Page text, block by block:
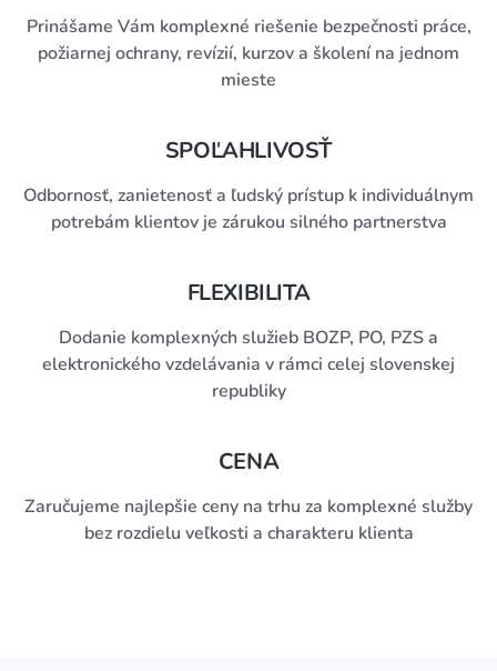
Prinášame Vám komplexné riešenie bezpečnosti práce,
požiarnej ochrany, revízií, kurzov a školení na jednom
mieste
SPOĽAHLIVOSŤ
Odbornosť, zanietenosť a ľudský prístup k individuálnym
potrebám klientov je zárukou silného partnerstva
FLEXIBILITA
Dodanie komplexných služieb BOZP, PO, PZS a
elektronického vzdelávania v rámci celej slovenskej
republiky
CENA
Zaručujeme najlepšie ceny na trhu za komplexné služby
bez rozdielu veľkosti a charakteru klienta